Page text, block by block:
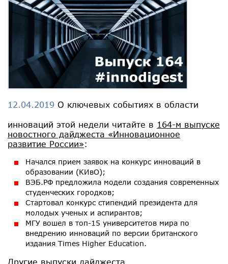
12.04.2019 О ключевых событиях в области
инноваций этой недели читайте в 164-м выпуске
новостного дайджеста «Инновационное
развитие России»:
Начался прием заявок на конкурс инноваций в
образовании (КИвО);
ВЭБ.РФ предложила модели создания современных
студенческих городков;
Стартовал конкурс стипендий президента для
молодых ученых и аспирантов;
МГУ вошел в топ-15 университетов мира по
внедрению инноваций по версии британского
издания Times Higher Education.
Другие выпуски дайджеста